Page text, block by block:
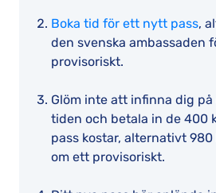
Boka tid för ett nytt pass,
den svenska ambassaden
provisoriskt.
Glöm inte att infinna dig
tiden och betala in de 400
pass kostar, alternativt
om ett provisoriskt.